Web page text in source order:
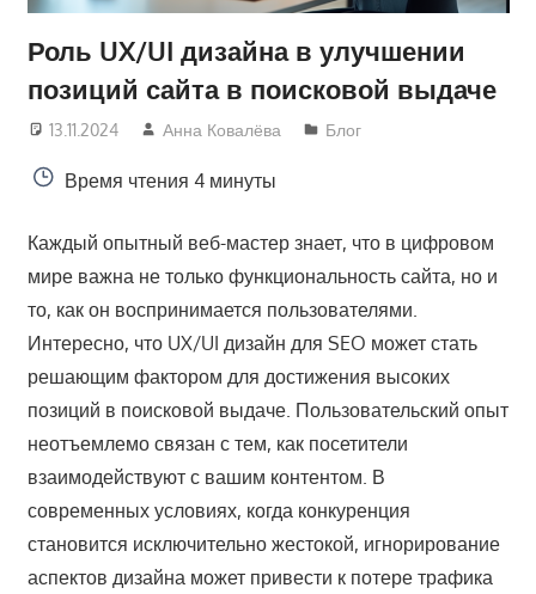
Роль UX/UI дизайна в улучшении
позиций сайта в поисковой выдаче
13.11.2024 Анна Ковалёва Блог
Время чтения 4 минуты
Каждый опытный веб-мастер знает, что в цифровом
мире важна не только функциональность сайта, но и
то, как он воспринимается пользователями.
Интересно, что UX/UI дизайн для SEO может стать
решающим фактором для достижения высоких
позиций в поисковой выдаче. Пользовательский опыт
неотъемлемо связан с тем, как посетители
взаимодействуют с вашим контентом. В
современных условиях, когда конкуренция
становится исключительно жестокой, игнорирование
аспектов дизайна может привести к потере трафика